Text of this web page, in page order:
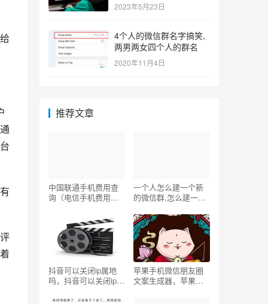
2023年5月23日
4个人的微信群名字搞笑,
两男两女四个人的群名
2020年11月4日
推荐文章
中国联通手机费用查
询（电信手机费用查
一个人怎么建一个新
的微信群,怎么建一个
抖音可以关闭ip属地
吗，抖音可以关闭ip属
苹果手机微信朋友圈
文案生成器，苹果手